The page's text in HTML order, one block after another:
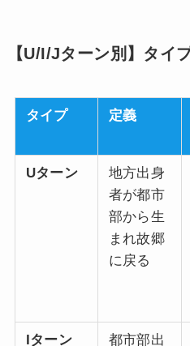
【U/I/Jターン別】タイ
タイプ 定義
Uターン
地方出身
者が都市
部から生
まれ故郷
に戻る
Iターン
都市部出